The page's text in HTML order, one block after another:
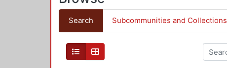
Search Subcommunities and Collections